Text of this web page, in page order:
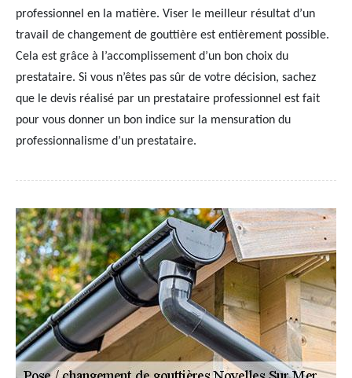
professionnel en la matière. Viser le meilleur résultat d’un
travail de changement de gouttière est entièrement possible.
Cela est grâce à l’accomplissement d’un bon choix du
prestataire. Si vous n’êtes pas sûr de votre décision, sachez
que le devis réalisé par un prestataire professionnel est fait
pour vous donner un bon indice sur la mensuration du
professionnalisme d’un prestataire.